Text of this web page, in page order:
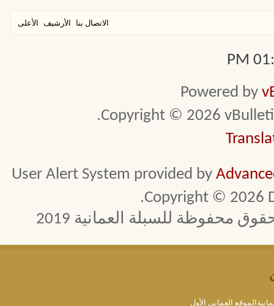
الاتصال بنا الأرشيف الأعلى
Powered by
Copyright © 2026
User Alert System provided by
Copyright © 2026
محفوظة للسبلة العمانية 2019
العماني الأول